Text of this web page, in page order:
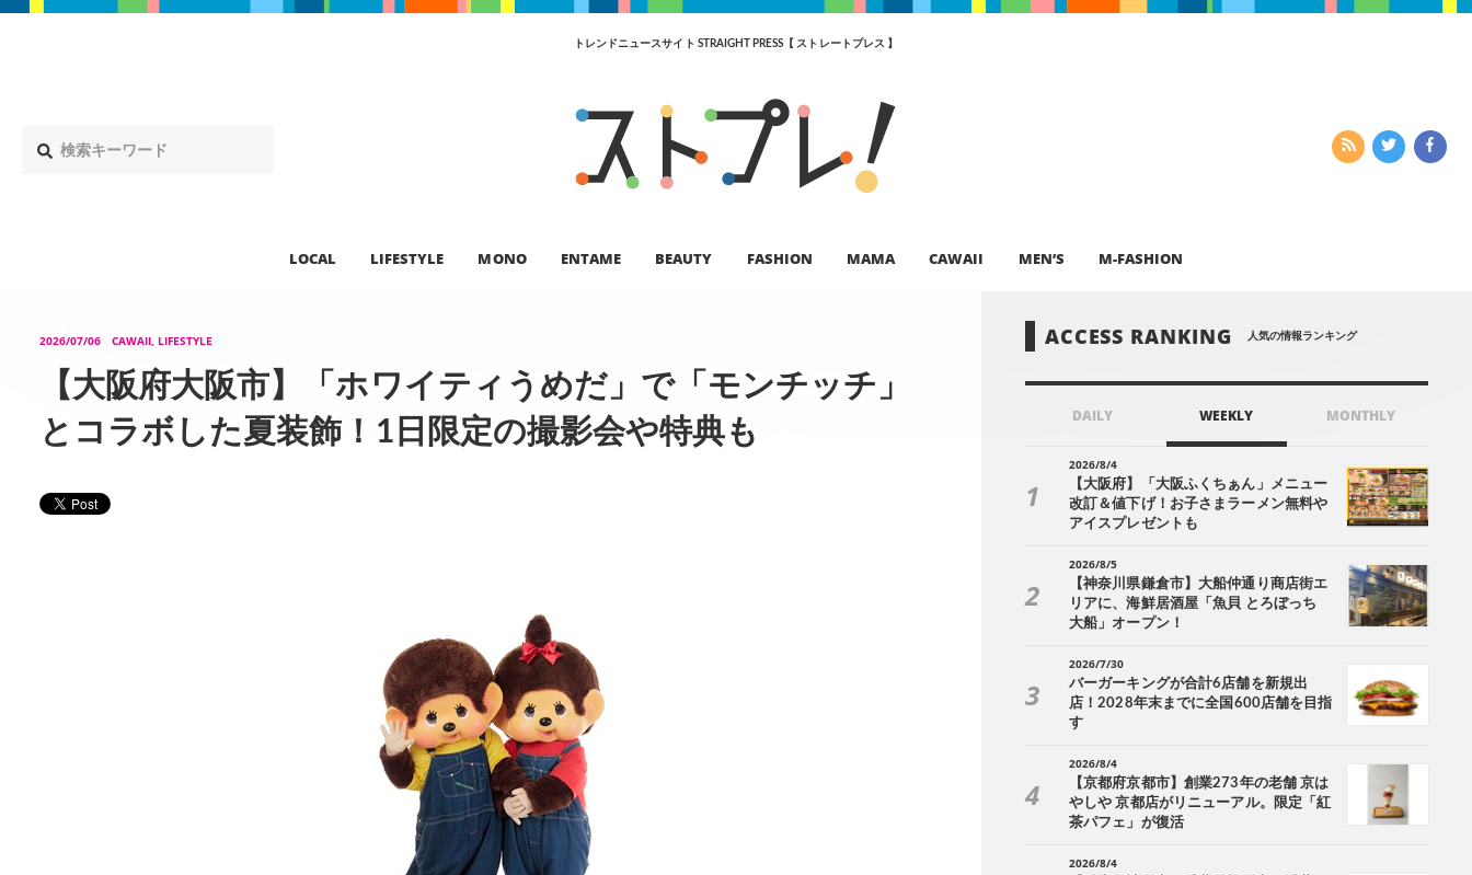
トレンドニュースサイト STRAIGHT PRESS【 ストレートプレス 】
LOCAL LIFESTYLE MONO ENTAME BEAUTY FASHION MAMA CAWAII MEN’S M-FASHION
2026/07/06 CAWAII, LIFESTYLE
【大阪府大阪市】「ホワイティうめだ」で「モンチッチ」
とコラボした夏装飾！1日限定の撮影会や特典も
ACCESS RANKING 人気の情報ランキング
DAILY WEEKLY MONTHLY
2026/8/4
【大阪府】「大阪ふくちぁん」メニュー
改訂＆値下げ！お子さまラーメン無料や
アイスプレゼントも
2026/8/5
【神奈川県鎌倉市】大船仲通り商店街エ
リアに、海鮮居酒屋「魚貝 とろぼっち
大船」オープン！
2026/7/30
バーガーキングが合計6店舗を新規出
店！2028年末までに全国600店舗を目指
す
2026/8/4
【京都府京都市】創業273年の老舗 京は
やしや 京都店がリニューアル。限定「紅
茶パフェ」が復活
2026/8/4